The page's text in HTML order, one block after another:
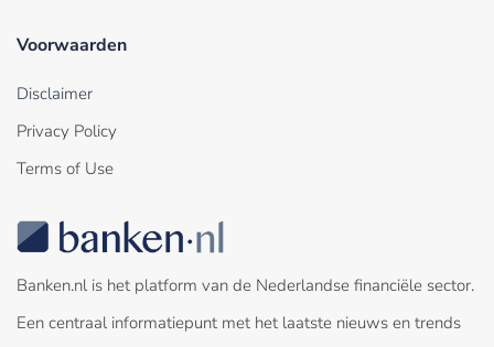
Voorwaarden
Disclaimer
Privacy Policy
Terms of Use
Banken.nl is het platform van de Nederlandse financiële sector.
Een centraal informatiepunt met het laatste nieuws en trends